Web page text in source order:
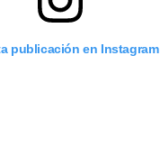
publicación en Instagram